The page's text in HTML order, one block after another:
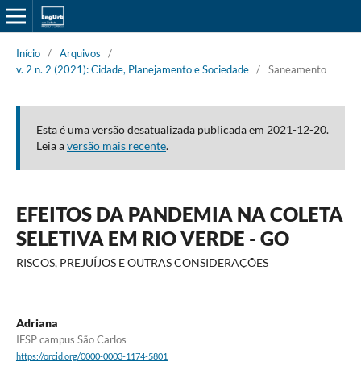
Início / Arquivos
/
v. 2 n. 2 (2021): Cidade, Planejamento e Sociedade / Saneamento
Esta é uma versão desatualizada publicada em 2021-12-20.
Leia aversão mais recente.
EFEITOS DA PANDEMIA NA COLETA
SELETIVA EM RIO VERDE - GO
RISCOS, PREJUÍJOS E OUTRAS CONSIDERAÇÕES
Adriana
IFSP campus São Carlos
https://orcid.org/0000-0003-1174-5801